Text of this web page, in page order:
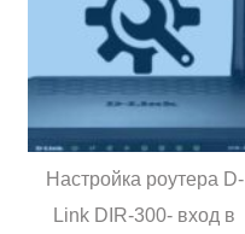
Настройка роутера D-
Link DIR-300- вход в